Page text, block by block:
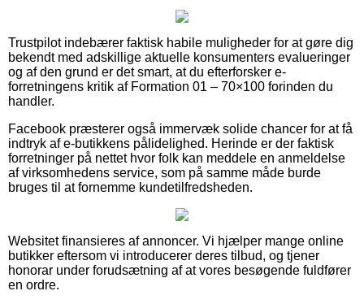
Trustpilot indebærer faktisk habile muligheder for at gøre dig
bekendt med adskillige aktuelle konsumenters evalueringer
og af den grund er det smart, at du efterforsker e-
forretningens kritik af Formation 01 – 70×100 forinden du
handler.
Facebook præsterer også immervæk solide chancer for at få
indtryk af e-butikkens pålidelighed. Herinde er der faktisk
forretninger på nettet hvor folk kan meddele en anmeldelse
af virksomhedens service, som på samme måde burde
bruges til at fornemme kundetilfredsheden.
Websitet finansieres af annoncer. Vi hjælper mange online
butikker eftersom vi introducerer deres tilbud, og tjener
honorar under forudsætning af at vores besøgende fuldfører
en ordre.